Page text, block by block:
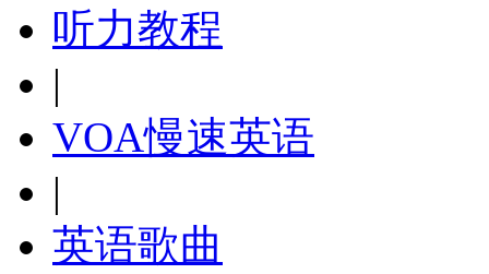
听力教程
|
VOA慢速英语
|
英语歌曲